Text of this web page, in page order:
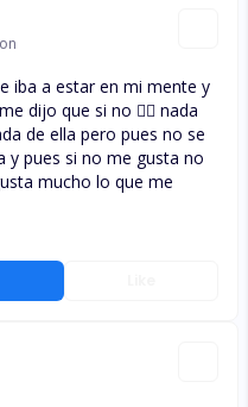
iba a estar en mi mente y
dijo que si no 🙂‍↔️ nada
de ella pero pues no se
y pues si no me gusta no
mucho lo que me